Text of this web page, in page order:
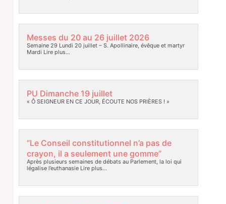
Messes du 20 au 26 juillet 2026
Semaine 29 Lundi 20 juillet – S. Apollinaire, évêque et martyr
Mardi Lire plus…
PU Dimanche 19 juillet
« Ô SEIGNEUR EN CE JOUR, ÉCOUTE NOS PRIÈRES ! »
“Le Conseil constitutionnel n’a pas de
crayon, il a seulement une gomme”
Après plusieurs semaines de débats au Parlement, la loi qui
légalise l’euthanasieLire plus…